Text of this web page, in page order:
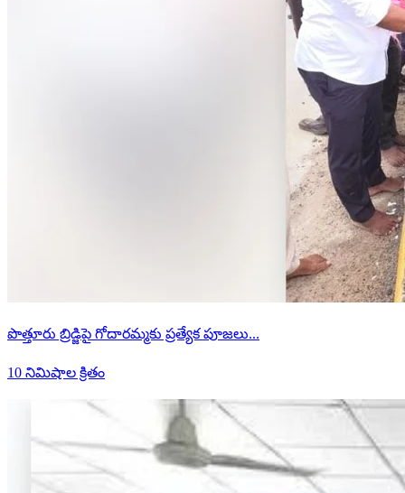
పొత్తూరు బ్రిడ్జిపై గోదారమ్మకు ప్రత్యేక పూజలు...
10 నిమిషాల క్రితం